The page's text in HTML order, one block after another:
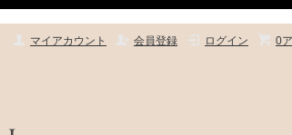
0
ログイン
会員登録
マイアカウント